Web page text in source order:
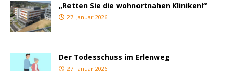
„Retten Sie die wohnortnahen Kliniken!“
27. Januar 2026
Der Todesschuss im Erlenweg
27. Januar 2026